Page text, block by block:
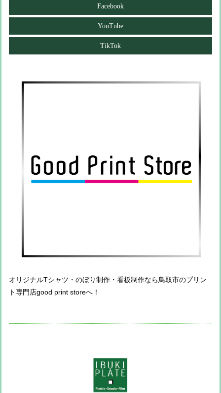
Facebook
YouTube
TikTok
オリジナルTシャツ・のぼり制作・看板制作なら鳥取市のプリン
ト専門店good print storeへ！